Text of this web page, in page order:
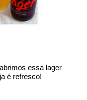
essa lager
é refresco!